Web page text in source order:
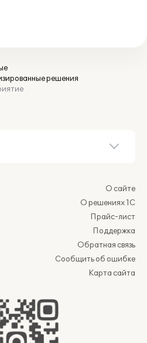
решения
О сайте
О решениях 1С
Прайс-лист
Поддержка
Обратная связь
Сообщить об ошибке
Карта сайта